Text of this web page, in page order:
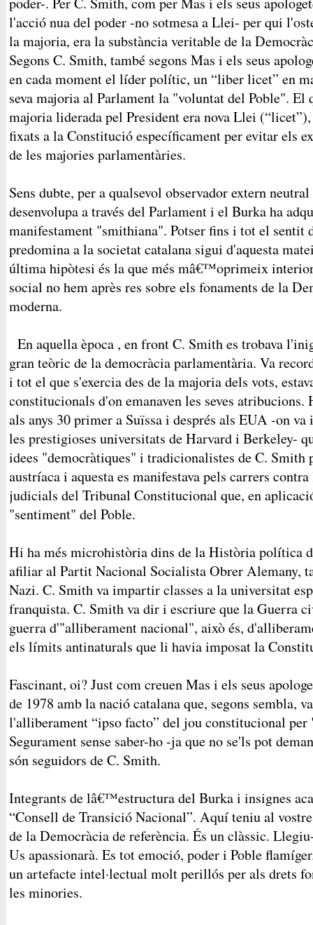
l'acció nua del poder -no sotmesa a Llei- per qui
la majoria, era la substància veritable de la
Segons C. Smith, també segons Mas i els seus
en cada moment el líder polític, un “liber licet” en
seva majoria al Parlament la "voluntat del Poble". El
majoria liderada pel President era nova Llei
fixats a la Constitució específicament per evitar els
de les majories parlamentàries.
Sens dubte, per a qualsevol observador extern
desenvolupa a través del Parlament i el Burka ha
manifestament "smithiana". Potser fins i tot el sentit
predomina a la societat catalana sigui d'aquesta
última hipòtesi és la que més mâ€™oprimeix
social no hem après res sobre els fonaments de la
moderna.
En aquella època , en front C. Smith es trobava
gran teòric de la democràcia parlamentària. Va
i tot el que s'exercia des de la majoria dels vots,
constitucionals d'on emanaven les seves
als anys 30 primer a Suïssa i després als EUA -on
les prestigioses universitats de Harvard i Berkeley-
idees "democràtiques" i tradicionalistes de C. Smith
austríaca i aquesta es manifestava pels carrers
judicials del Tribunal Constitucional que, en
"sentiment" del Poble.
Hi ha més microhistòria dins de la Història política
afiliar al Partit Nacional Socialista Obrer Alemany,
Nazi. C. Smith va impartir classes a la universitat
franquista. C. Smith va dir i escriure que la Guerra
guerra d'"alliberament nacional", això és,
els límits antinaturals que li havia imposat la
Fascinant, oi? Just com creuen Mas i els seus
de 1978 amb la nació catalana que, segons sembla,
l'alliberament “ipso facto” del jou constitucional
Segurament sense saber-ho -ja que no se'ls pot
són seguidors de C. Smith.
Integrants de lâ€™estructura del Burka i insignes
“Consell de Transició Nacional”. Aquí teniu al
de la Democràcia de referència. És un clàssic.
Us apassionarà. Es tot emoció, poder i Poble
un artefacte intel·lectual molt perillós per als drets
les minories.